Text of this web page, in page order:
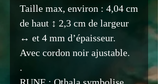
Taille max, environ : 4,04 cm
de haut ↕️ 2,3 cm de largeur
↔️ et 4 mm d’épaisseur.
Avec cordon noir ajustable.
.